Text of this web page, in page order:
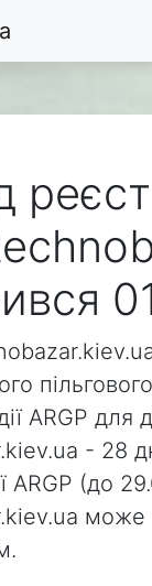
ARGP для
- 28
ARGP (до
може